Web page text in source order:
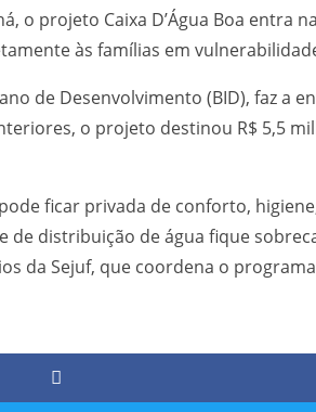
o projeto Caixa D’Água Boa entra
às famílias em
de Desenvolvimento (BID), faz a
o projeto destinou R$ 5,5
ficar privada de conforto,
distribuição de água fique
da Sejuf, que coordena o